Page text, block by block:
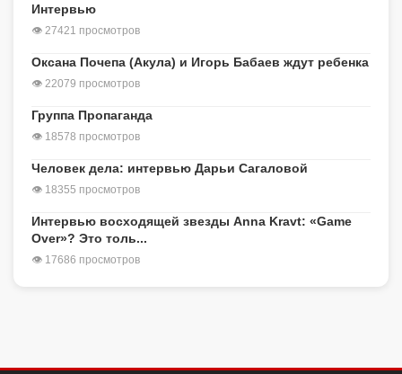
Интервью
👁 27421 просмотров
Оксана Почепа (Акула) и Игорь Бабаев ждут ребенка
👁 22079 просмотров
Группа Пропаганда
👁 18578 просмотров
Человек дела: интервью Дарьи Сагаловой
👁 18355 просмотров
Интервью восходящей звезды Anna Kravt: «Game
Over»? Это толь...
👁 17686 просмотров